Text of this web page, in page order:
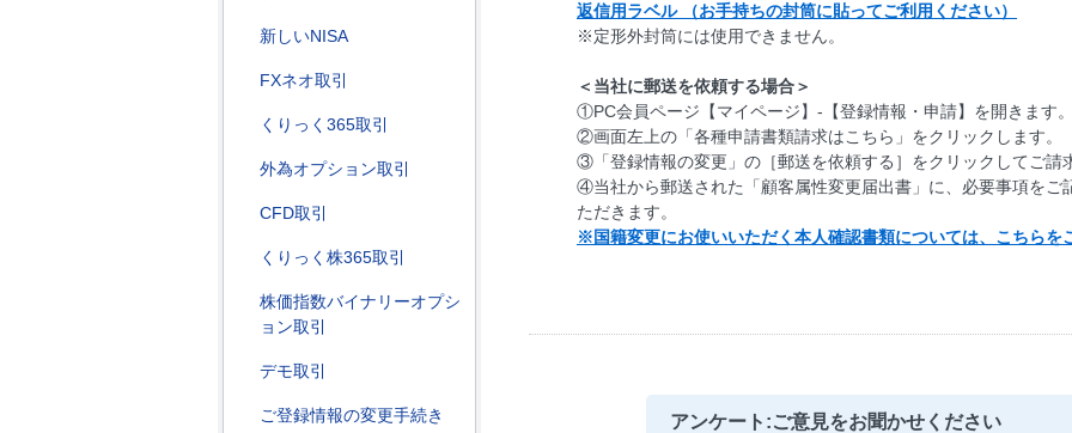
新しいNISA
FXネオ取引
くりっく365取引
外為オプション取引
CFD取引
くりっく株365取引
株価指数バイナリーオプシ
ョン取引
デモ取引
ご登録情報の変更手続き
返信用ラベル （お手持ちの封筒に貼ってご利用ください）
※定形外封筒には使用できません。
＜当社に郵送を依頼する場合＞
①PC会員ページ【マイページ】-【登録情報・申請】を開きます
②画面左上の「各種申請書類請求はこちら」をクリックします。
③「登録情報の変更」の［郵送を依頼する］をクリックしてご請
④当社から郵送された「顧客属性変更届出書」に、必要事項をご
ただきます。
※国籍変更にお使いいただく本人確認書類については、こちらを
アンケート:ご意見をお聞かせください